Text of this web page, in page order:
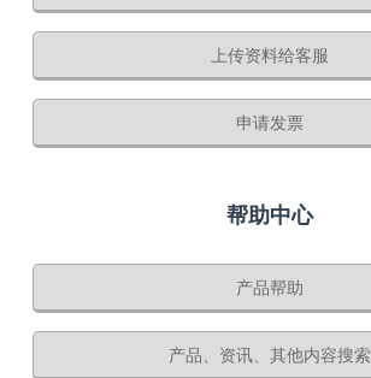
上传资料给客服
申请发票
帮助中心
产品帮助
产品、资讯、其他内容搜索